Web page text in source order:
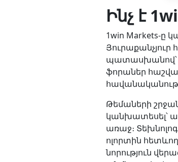
Ինչ է
1win Markets-ը
պատասխանով՝
ֆորաներ
Թեմաների
կանխատեսել՝
առաջ։
ոլորտին
նորություն